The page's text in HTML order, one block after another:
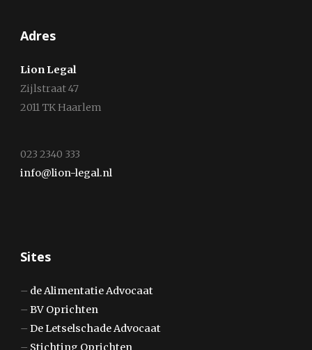
Adres
Lion Legal
Zijlstraat 47
2011 TK Haarlem
023 2340 333
info@lion-legal.nl
Sites
– de Alimentatie Advocaat
– BV Oprichten
– De Letselschade Advocaat
– Stichting Oprichten